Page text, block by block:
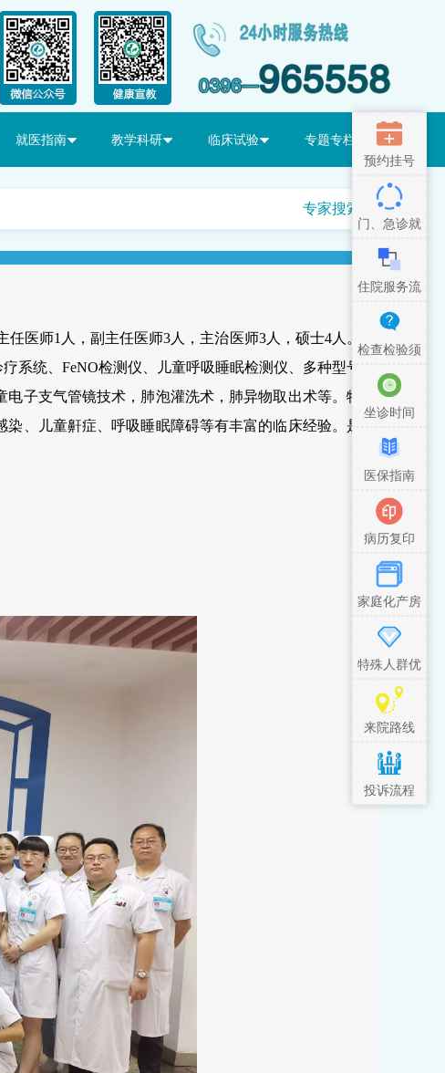
就医指南 教学科研 临床试验 专题专栏
专家搜索
医师1人，副主任医师3人，主治医师3人，硕士4人。
系统、FeNO检测仪、儿童呼吸睡眠检测仪、多种型号
子支气管镜技术，肺泡灌洗术，肺异物取出术等。特
、儿童鼾症、呼吸睡眠障碍等有丰富的临床经验。是
预约挂号
门、急诊就
医流程
住院服务流
程
检查检验须
知
坐诊时间
医保指南
病历复印
家庭化产房
特殊人群优
先措施
来院路线
投诉流程